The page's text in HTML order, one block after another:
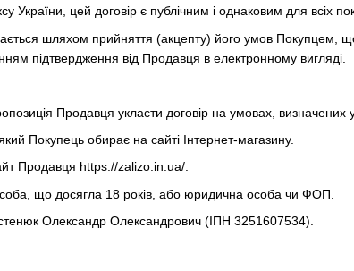
України, цей договір є публічним і однаковим для всіх
шляхом прийняття (акцепту) його умов Покупцем,
підтвердження від Продавця в електронному вигляді.
Продавця укласти договір на умовах, визначених
Покупець обирає на сайті Інтернет-магазину.
Продавця https://zalizo.in.ua/.
що досягла 18 років, або юридична особа чи ФОП.
Олександр Олександрович (ІПН 3251607534).